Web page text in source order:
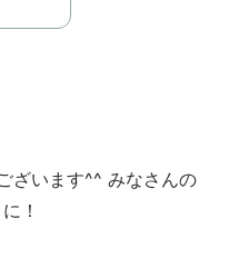
ざいます^^ みなさんの
！